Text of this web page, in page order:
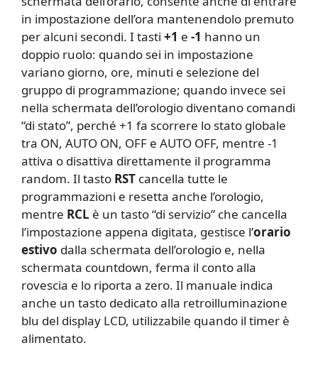
in impostazione dell’ora mantenendolo premuto
per alcuni secondi. I tasti +1 e -1 hanno un
doppio ruolo: quando sei in impostazione
variano giorno, ore, minuti e selezione del
gruppo di programmazione; quando invece sei
nella schermata dell’orologio diventano comandi
“di stato”, perché +1 fa scorrere lo stato globale
tra ON, AUTO ON, OFF e AUTO OFF, mentre -1
attiva o disattiva direttamente il programma
random. Il tasto RST cancella tutte le
programmazioni e resetta anche l’orologio,
mentre RCL è un tasto “di servizio” che cancella
l’impostazione appena digitata, gestisce l’orario
estivo dalla schermata dell’orologio e, nella
schermata countdown, ferma il conto alla
rovescia e lo riporta a zero. Il manuale indica
anche un tasto dedicato alla retroilluminazione
blu del display LCD, utilizzabile quando il timer è
alimentato.